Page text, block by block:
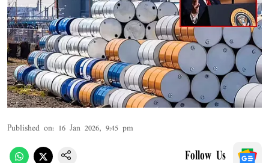
Published on: 16 Jan 2026, 9:45 pm
Follow Us